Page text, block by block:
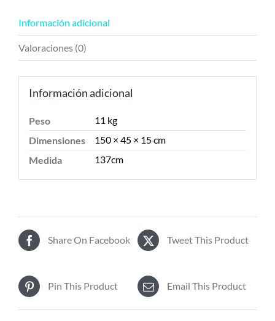
Información adicional
Valoraciones (0)
Información adicional
Peso
11 kg
Dimensiones
150 × 45 × 15 cm
Medida
137cm
Share On Facebook Tweet This Product
Pin This Product Email This Product